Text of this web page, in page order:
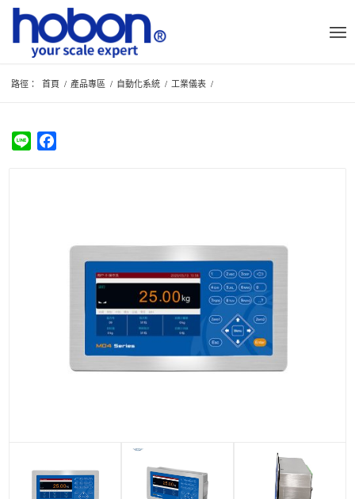
路徑： 首頁 / 產品專區 / 自動化系統 / 工業儀表 /
Line